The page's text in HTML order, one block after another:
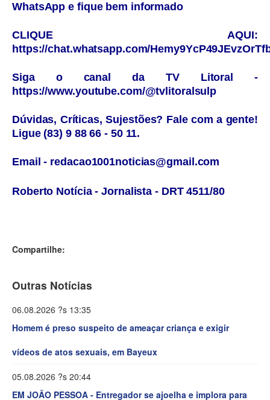
WhatsApp e fique bem informado
CLIQUE AQUI:
https://chat.whatsapp.com/
Siga o canal da TV Litoral -
https://www.youtube.com/@tvlitoralsulp
Dúvidas, Críticas, Sujestões? Fale com a gente!
Ligue (83) 9 88 66 - 50 11.
Email - redacao1001noticias@gmail.com
Roberto Notícia - Jornalista - DRT 4511/80
Compartilhe:
Outras Notícias
06.08.2026 ?s 13:35
Homem é preso suspeito de ameaçar criança e exigir
vídeos de atos sexuais, em Bayeux
05.08.2026 ?s 20:44
EM JOÃO PESSOA - Entregador se ajoelha e implora para